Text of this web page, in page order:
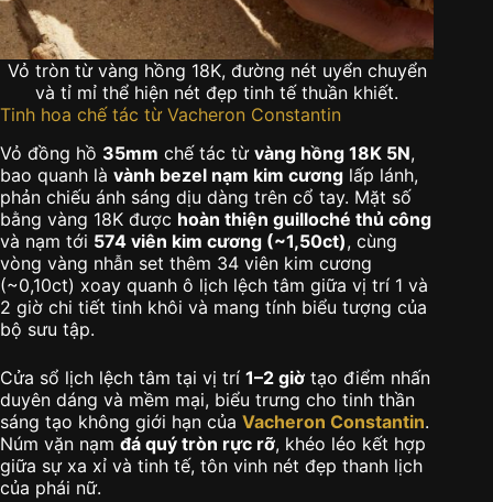
Vỏ tròn từ vàng hồng 18K, đường nét uyển chuyển
và tỉ mỉ thể hiện nét đẹp tinh tế thuần khiết.
Tinh hoa chế tác từ Vacheron Constantin
Vỏ đồng hồ 35mm chế tác từ vàng hồng 18K 5N,
bao quanh là vành bezel nạm kim cương lấp lánh,
phản chiếu ánh sáng dịu dàng trên cổ tay. Mặt số
bằng vàng 18K được hoàn thiện guilloché thủ công
và nạm tới 574 viên kim cương (~1,50ct), cùng
vòng vàng nhẫn set thêm 34 viên kim cương
(~0,10ct) xoay quanh ô lịch lệch tâm giữa vị trí 1 và
2 giờ chi tiết tinh khôi và mang tính biểu tượng của
bộ sưu tập.
Cửa sổ lịch lệch tâm tại vị trí 1–2 giờ tạo điểm nhấn
duyên dáng và mềm mại, biểu trưng cho tinh thần
sáng tạo không giới hạn của Vacheron Constantin.
Núm vặn nạm đá quý tròn rực rỡ, khéo léo kết hợp
giữa sự xa xỉ và tinh tế, tôn vinh nét đẹp thanh lịch
của phái nữ.